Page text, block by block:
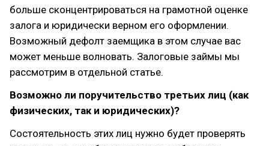
больше сконцентрироваться на грамотной оценке
залога и юридически верном его оформлении.
Возможный дефолт заемщика в этом случае вас
может меньше волновать. Залоговые займы мы
рассмотрим в отдельной статье.
Возможно ли поручительство третьих лиц (как
физических, так и юридических)?
Состоятельность этих лиц нужно будет проверять